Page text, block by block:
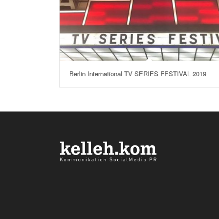
Berlin International TV SERIES FESTIVAL 2019